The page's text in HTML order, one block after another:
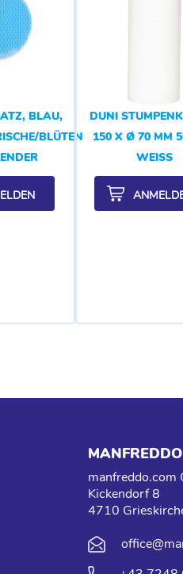
BLAU,
BLÜTENDUFT
DUNI
150 X Ø 70 MM
WEISS
MANFREDDO
manfreddo.com
Kickendorf 8
4710